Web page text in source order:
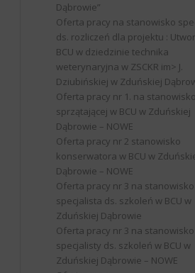
Dąbrowie”
Oferta pracy na stanowisko
ds. rozliczeń dla projektu :
BCU w dziedzinie technika
weterynaryjna w ZSCKR im> J.
Dziubińskiej w Zduńskiej
Oferta pracy nr 1. na
sprzątającej w BCU w Zduńskiej
Dąbrowie – NOWE
Oferta pracy nr 2 stanowisko
konserwatora w BCU w
Dąbrowie – NOWE
Oferta pracy nr 3 na stanowisko
specjalista ds. szkoleń w BCU w
Zduńskiej Dąbrowie
Oferta pracy nr 3 na stanowisko
specjalisty ds. szkoleń w BCU w
Zduńskiej Dąbrowie – NOWE